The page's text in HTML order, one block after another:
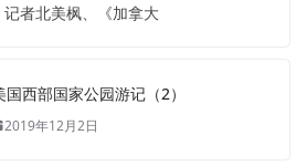
记者北美枫、《加拿大
国西部国家公园游记（2）
2019年12月2日